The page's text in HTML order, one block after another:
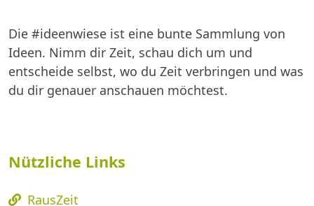
Die #ideenwiese ist eine bunte Sammlung von
Ideen. Nimm dir Zeit, schau dich um und
entscheide selbst, wo du Zeit verbringen und was
du dir genauer anschauen möchtest.
Nützliche Links
RausZeit